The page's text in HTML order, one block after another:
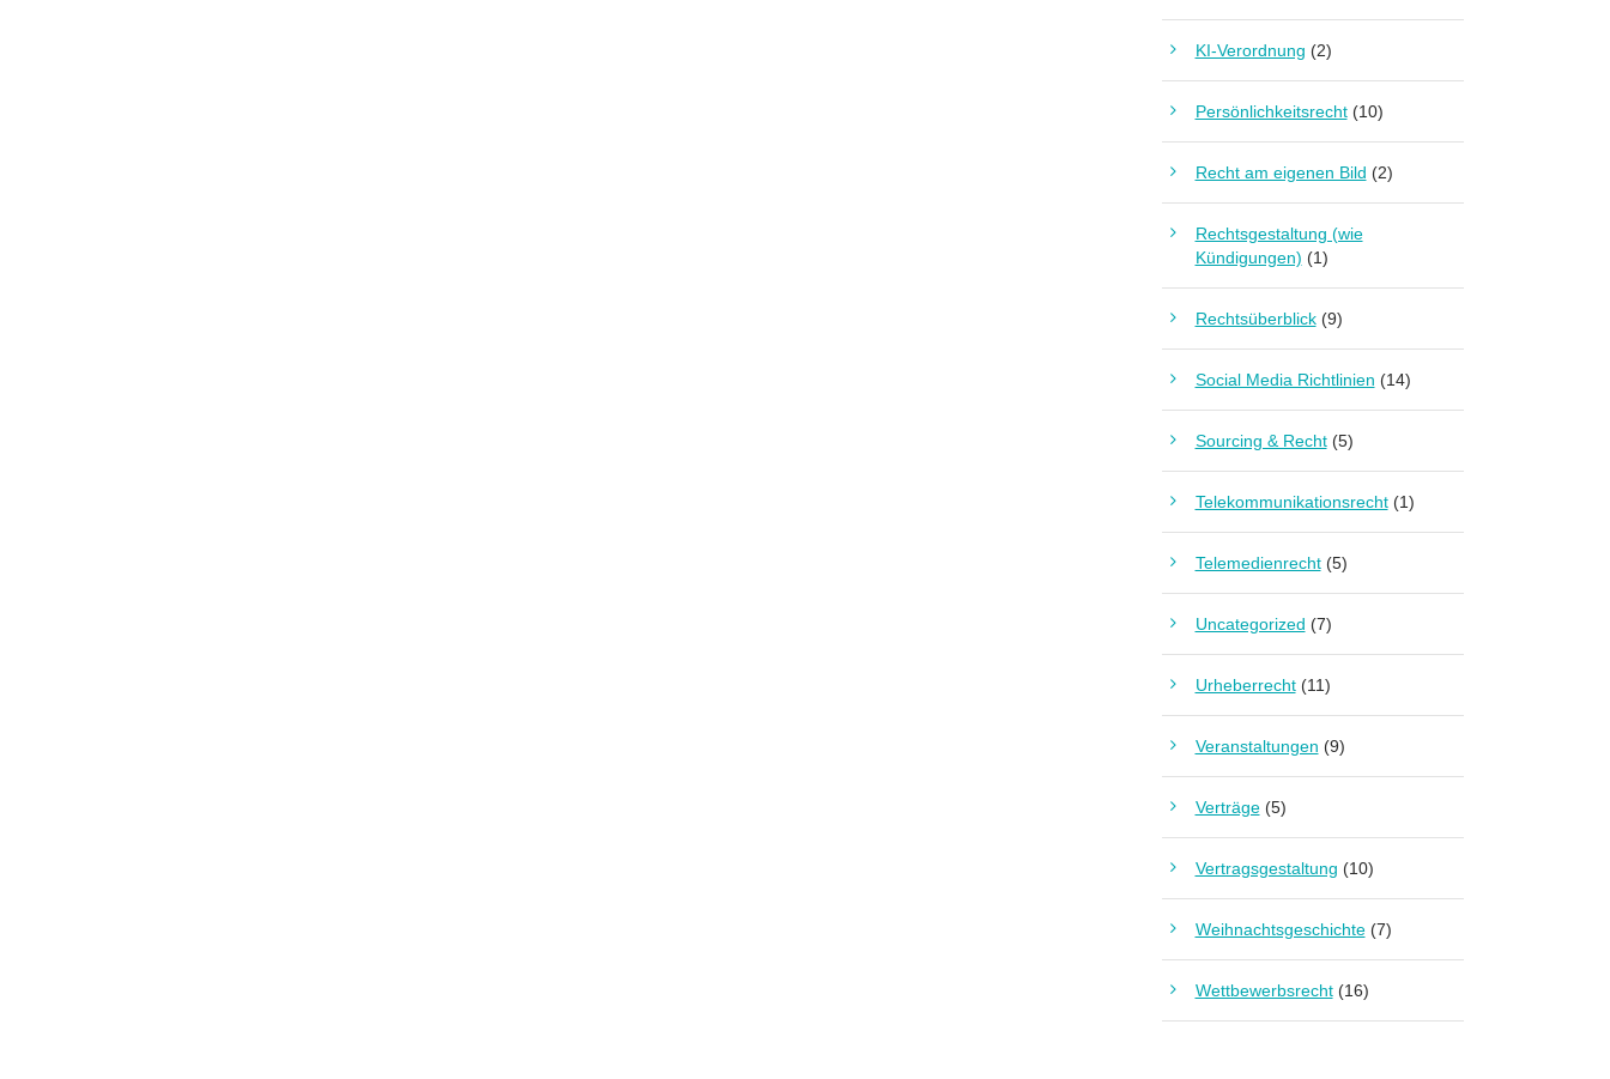
KI-Verordnung (2)
Persönlichkeitsrecht(10)
Recht am eigenen Bild (2)
Rechtsgestaltung (wie
Kündigungen) (1)
Rechtsüberblick(9)
Social Media Richtlinien (14)
Sourcing & Recht(5)
Telekommunikationsrecht(1)
Telemedienrecht(5)
Uncategorized (7)
Urheberrecht(11)
Veranstaltungen (9)
Verträge(5)
Vertragsgestaltung (10)
Weihnachtsgeschichte(7)
Wettbewerbsrecht(16)